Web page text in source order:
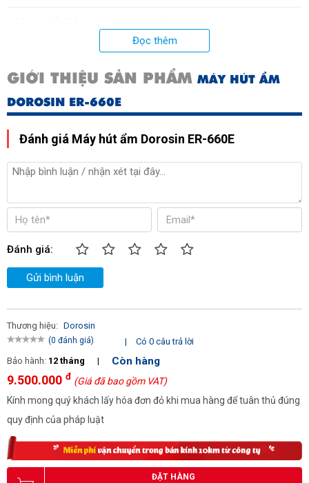
41
Loại máy nén Panasonic
Diện tích sử dụng (m²) 50 - 100
Kích thước máy (mm) 420x280x620
Dải nhiệt độ hoạt động (°C) 5 - 38
Đọc thêm
GIỚI THIỆU SẢN PHẨM MÁY HÚT ẨM
DOROSIN ER-660E
Đánh giá Máy hút ẩm Dorosin ER-660E
Đánh giá:
Gửi bình luận
Thương hiệu: Dorosin
(0 đánh giá) |
Có 0 câu trả lời
Bảo hành: 12 tháng | Còn hàng
9.500.000 đ (Giá đã bao gồm VAT)
Kính mong quý khách lấy hóa đơn đỏ khi mua hàng để tuân thủ đúng
quy định của pháp luật
ĐẶT HÀNG